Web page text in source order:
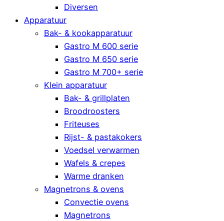
Diversen
Apparatuur
Bak- & kookapparatuur
Gastro M 600 serie
Gastro M 650 serie
Gastro M 700+ serie
Klein apparatuur
Bak- & grillplaten
Broodroosters
Friteuses
Rijst- & pastakokers
Voedsel verwarmen
Wafels & crepes
Warme dranken
Magnetrons & ovens
Convectie ovens
Magnetrons